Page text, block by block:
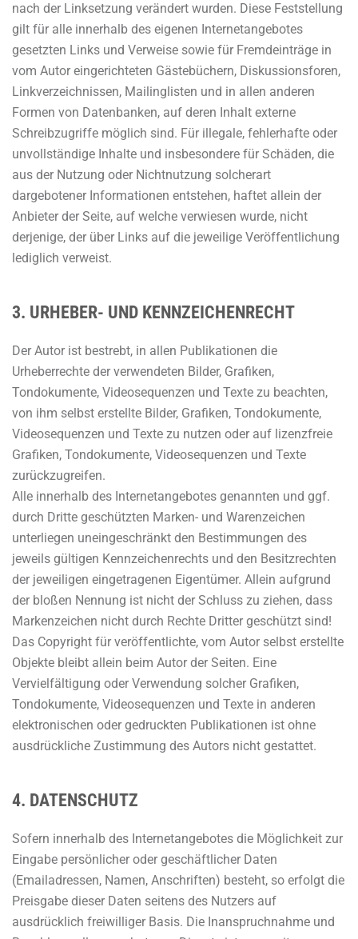
nach der Linksetzung verändert wurden. Diese Feststellung
gilt für alle innerhalb des eigenen Internetangebotes
gesetzten Links und Verweise sowie für Fremdeinträge in
vom Autor eingerichteten Gästebüchern, Diskussionsforen,
Linkverzeichnissen, Mailinglisten und in allen anderen
Formen von Datenbanken, auf deren Inhalt externe
Schreibzugriffe möglich sind. Für illegale, fehlerhafte oder
unvollständige Inhalte und insbesondere für Schäden, die
aus der Nutzung oder Nichtnutzung solcherart
dargebotener Informationen entstehen, haftet allein der
Anbieter der Seite, auf welche verwiesen wurde, nicht
derjenige, der über Links auf die jeweilige Veröffentlichung
lediglich verweist.
3. URHEBER- UND KENNZEICHENRECHT
Der Autor ist bestrebt, in allen Publikationen die
Urheberrechte der verwendeten Bilder, Grafiken,
Tondokumente, Videosequenzen und Texte zu beachten,
von ihm selbst erstellte Bilder, Grafiken, Tondokumente,
Videosequenzen und Texte zu nutzen oder auf lizenzfreie
Grafiken, Tondokumente, Videosequenzen und Texte
zurückzugreifen.
Alle innerhalb des Internetangebotes genannten und ggf.
durch Dritte geschützten Marken- und Warenzeichen
unterliegen uneingeschränkt den Bestimmungen des
jeweils gültigen Kennzeichenrechts und den Besitzrechten
der jeweiligen eingetragenen Eigentümer. Allein aufgrund
der bloßen Nennung ist nicht der Schluss zu ziehen, dass
Markenzeichen nicht durch Rechte Dritter geschützt sind!
Das Copyright für veröffentlichte, vom Autor selbst erstellte
Objekte bleibt allein beim Autor der Seiten. Eine
Vervielfältigung oder Verwendung solcher Grafiken,
Tondokumente, Videosequenzen und Texte in anderen
elektronischen oder gedruckten Publikationen ist ohne
ausdrückliche Zustimmung des Autors nicht gestattet.
4. DATENSCHUTZ
Sofern innerhalb des Internetangebotes die Möglichkeit zur
Eingabe persönlicher oder geschäftlicher Daten
(Emailadressen, Namen, Anschriften) besteht, so erfolgt die
Preisgabe dieser Daten seitens des Nutzers auf
ausdrücklich freiwilliger Basis. Die Inanspruchnahme und